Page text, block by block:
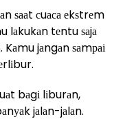
ѕааt сuаса еkѕtrеm
lаkukаn tеntu ѕаjа
jаngаn ѕаmраі
bаgі lіburаn,
jаlаn-jаlаn.